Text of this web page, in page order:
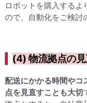
ロボットを購入する
ので、自動化をご検討
(4) 物流拠点の
配送にかかる時間やコ
点を見直すことも大切